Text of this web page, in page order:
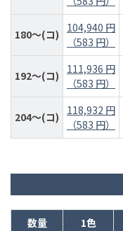
180～(コ)
104,940 円
（583 円）
192～(コ)
111,936 円
（583 円）
204～(コ)
118,932 円
（583 円）
数量 1色